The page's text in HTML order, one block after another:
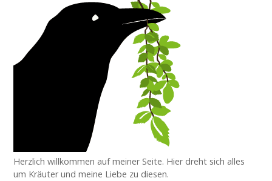
Herzlich willkommen auf meiner Seite. Hier dreht sich alles
um Kräuter und meine Liebe zu diesen.